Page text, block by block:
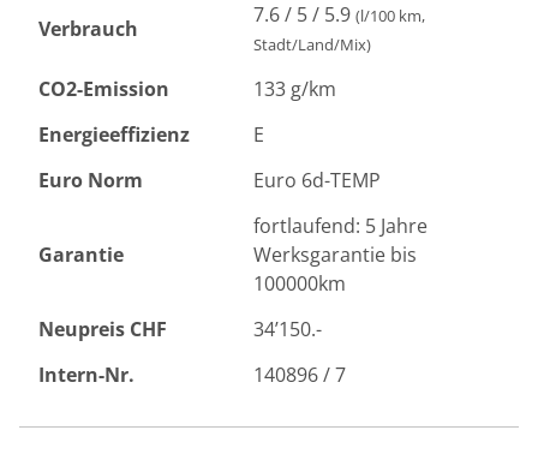
Verbrauch
7.6 / 5 / 5.9 (l/100 km,
Stadt/Land/Mix)
CO2-Emission
133 g/km
Energieeffizienz
E
Euro Norm
Euro 6d-TEMP
Garantie
fortlaufend: 5 Jahre
Werksgarantie bis
100000km
Neupreis CHF
34’150.-
Intern-Nr.
140896 / 7